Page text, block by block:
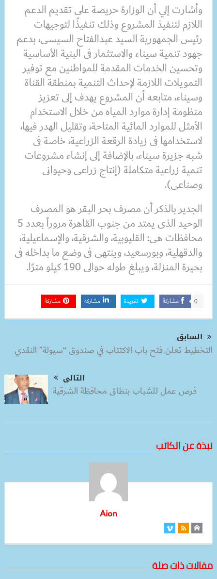
وأشارت إلي أن الوزارة حريصة على تقديم الدعم
اللازم لتنفيذ المشروع وذلك تنفيذًا لتوجيهات
رئيس الجمهورية السيد عبدالفتاح السيسى، بدعم
جهود تنمية سيناء والاستثمار فى البنية الأساسية
وتحسين الخدمات المقدمة للمواطنين مع توفير
التمويلات اللازمة لإحداث التنمية بمنطقة القناة
وسيناء، متابعه أن المشروع يهدف إلى تعزيز
منظومة إدارة موارد المياه من خلال الاستخدام
الأمثل للموارد المائية المتاحة، وتقليل الهدر فيها،
لاستخدامها فى زيادة الرقعة الزراعية، خاصة فى
شبه جزيرة سيناء، بالإضافة إلى إنشاء مشروعات
تنمية زراعية متكاملة (إنتاج زراعى وحيوانى
وصناعى).
الجدير بالذكر أن مصرف بحر البقر هو المصرف
الوحيد الذى يمتد من جنوب القاهرة مروراً بعدد 5
محافظات هى: القليوبية، والشرقية، والإسماعيلية،
والدقهلية، وبورسعيد، وينتهى فى وضع ما بداخله فى
بحيرة المنزلة، ويبلغ طوله حوالى 190 كيلو مترًا.
مشاركة 0 تغريدة مشاركة مشاركة
السابق
التخطيط تعلن فتح باب الاكتتاب في صندوق “سيولة” النقدي
التالى
فرص عمل للشباب بنطاق محافظة الشرقية
نبذة عن الكاتب
Aion
مقالات ذات صلة